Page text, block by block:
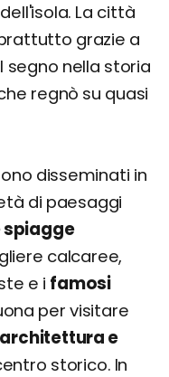
La città
grazie a
segno nella storia
regnò su quasi
disseminati in
di paesaggi
calcaree,
e i famosi
per visitare
e
storico. In